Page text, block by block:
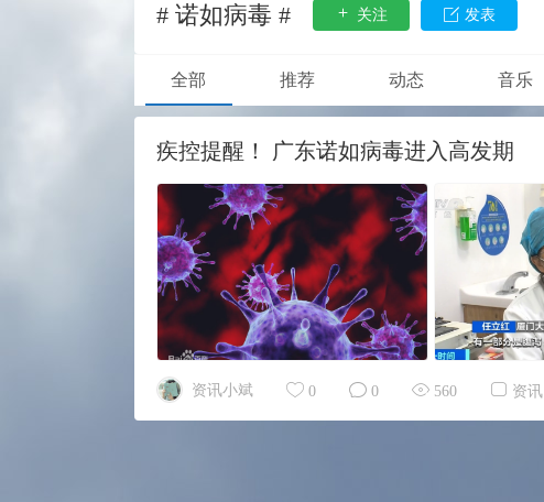
# 诺如病毒 # 关注 发表
全部 推荐 动态 音乐
疾控提醒！ 广东诺如病毒进入高发期
资讯小斌 0 0 560 资讯